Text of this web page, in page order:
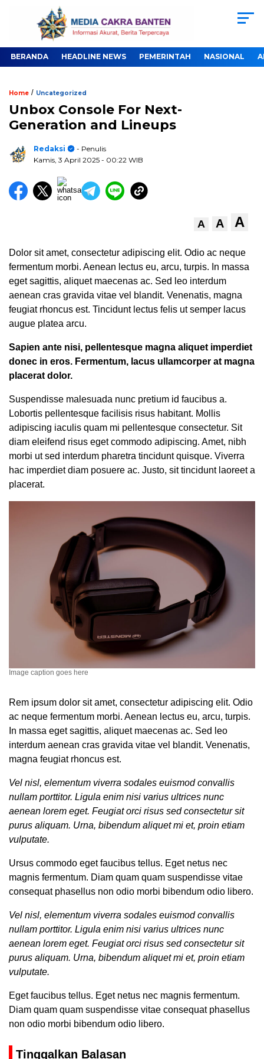
BERANDA HEADLINE NEWS PEMERINTAH NASIONAL
Home / Uncategorized
Unbox Console For Next-
Generation and Lineups
Redaksi
- Penulis
Kamis, 3 April 2025 - 00:22 WIB
A A A
Dolor sit amet, consectetur adipiscing elit. Odio ac neque
fermentum morbi. Aenean lectus eu, arcu, turpis. In massa
eget sagittis, aliquet maecenas ac. Sed leo interdum
aenean cras gravida vitae vel blandit. Venenatis, magna
feugiat rhoncus est. Tincidunt lectus felis ut semper lacus
augue platea arcu.
Sapien ante nisi, pellentesque magna aliquet imperdiet
donec in eros. Fermentum, lacus ullamcorper at magna
placerat dolor.
Suspendisse malesuada nunc pretium id faucibus a.
Lobortis pellentesque facilisis risus habitant. Mollis
adipiscing iaculis quam mi pellentesque consectetur. Sit
diam eleifend risus eget commodo adipiscing. Amet, nibh
morbi ut sed interdum pharetra tincidunt quisque. Viverra
hac imperdiet diam posuere ac. Justo, sit tincidunt laoreet a
placerat.
Image caption goes here
Rem ipsum dolor sit amet, consectetur adipiscing elit. Odio
ac neque fermentum morbi. Aenean lectus eu, arcu, turpis.
In massa eget sagittis, aliquet maecenas ac. Sed leo
interdum aenean cras gravida vitae vel blandit. Venenatis,
magna feugiat rhoncus est.
Vel nisl, elementum viverra sodales euismod convallis
nullam porttitor. Ligula enim nisi varius ultrices nunc
aenean lorem eget. Feugiat orci risus sed consectetur sit
purus aliquam. Urna, bibendum aliquet mi et, proin etiam
vulputate.
Ursus commodo eget faucibus tellus. Eget netus nec
magnis fermentum. Diam quam quam suspendisse vitae
consequat phasellus non odio morbi bibendum odio libero.
Vel nisl, elementum viverra sodales euismod convallis
nullam porttitor. Ligula enim nisi varius ultrices nunc
aenean lorem eget. Feugiat orci risus sed consectetur sit
purus aliquam. Urna, bibendum aliquet mi et, proin etiam
vulputate.
Eget faucibus tellus. Eget netus nec magnis fermentum.
Diam quam quam suspendisse vitae consequat phasellus
non odio morbi bibendum odio libero.
Tinggalkan Balasan